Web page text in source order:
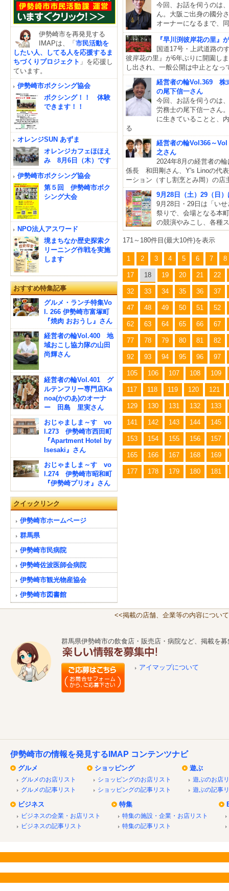
今回、お話を伺うのは
ん。大阪ご出身の國分
オーナーになるまで、
『早川渕彼岸花の里』
国道17号・上武道路の
彼岸花の里』が6年ぶりに開園し
し出され、一般公開は中止となっ
経営者の輪Vol.369 株
の尾下信一さん
今回、お話を伺うのは
労務士の尾下信一さん
に生きていることと、
る
経営者の輪Vol366～
之さん
2024年8月の経営者の
係長 和田剛さん、Y's Linoの代
ーション（すし割烹とみ岡）の
9月28日（土）29（日
9月28日・29日は「い
祭りで、会場となる本
の競演やみこし、各種
171～180件目(最大10件)を表示
1 2 3 4 5 6 7 8
17 18 19 20 21 22
32 33 34 35 36 37
47 48 49 50 51 52
62 63 64 65 66 67
77 78 79 80 81 82
92 93 94 95 96 97
105 106 107 108 109
117 118 119 120 121
129 130 131 132 133
141 142 143 144 145
153 154 155 156 157
165 166 167 168 169
177 178 179 180 181
伊勢崎市を再発見する
IMAPは、「市民活動を
したい人、してる人を応援するま
ちづくりプロジェクト 」を応援し
ています。
伊勢崎市ボクシング協会
ボクシング！！ 体験
できます！！
オレンジSUN あずま
オレンジカフェほほえ
み 8月6日（木）です
伊勢崎市ボクシング協会
第５回 伊勢崎市ボク
シング大会
NPO法人アスワード
境まちなか歴史探索ク
リーニング作戦を実施
します
おすすめ特集記事
グルメ・ランチ特集Vo
l. 266 伊勢崎市富塚町
『焼肉 おおうし』さん
経営者の輪Vol.400 地
域おこし協力隊の山田
尚輝さん
経営者の輪Vol.401 グ
ルテンフリー専門店Ka
noa(かのあ)のオーナ
ー 田島 里実さん
おじゃましま～す vo
l.273 伊勢崎市西田町
『Apartment Hotel by
Isesaki』さん
おじゃましま～す vo
l.274 伊勢崎市昭和町
『伊勢崎プリオ』さん
クイックリンク
伊勢崎市ホームページ
群馬県
伊勢崎市民病院
伊勢崎佐波医師会病院
伊勢崎市観光物産協会
伊勢崎市図書館
<<掲載の店舗、企業等の内容につい
群馬県伊勢崎市の飲食店・販売店・病院など、掲載を
アイマップについて
伊勢崎市の情報を発見するIMAP コンテンツナビ
グルメ
グルメのお店リスト
グルメの記事リスト
ショッピング
ショッピングのお店リスト
ショッピングの記事リスト
遊ぶ
遊ぶのお店
遊ぶの記事
ビジネス
ビジネスの企業・お店リスト
ビジネスの記事リスト
特集
特集の施設・企業・お店リスト
特集の記事リスト